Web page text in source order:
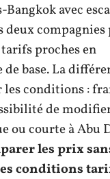
Bangkok avec
deux compagnies
proches en
base. La
les conditions :
de
ou courte à Abu
les prix
conditions